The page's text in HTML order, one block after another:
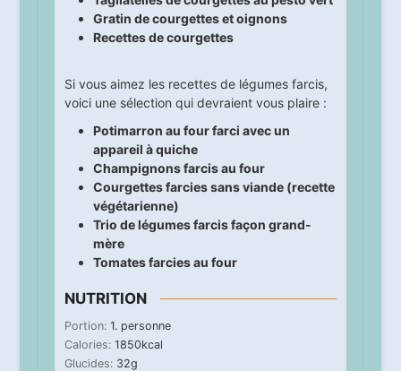
Gratin de courgettes et oignons
Recettes de courgettes
Si vous aimez les recettes de légumes farcis,
voici une sélection qui devraient vous plaire :
Potimarron au four farci avec un
appareil à quiche
Champignons farcis au four
Courgettes farcies sans viande (recette
végétarienne)
Trio de légumes farcis façon grand-
mère
Tomates farcies au four
NUTRITION
Portion: 1. personne
Calories: 1850kcal
Glucides: 32g